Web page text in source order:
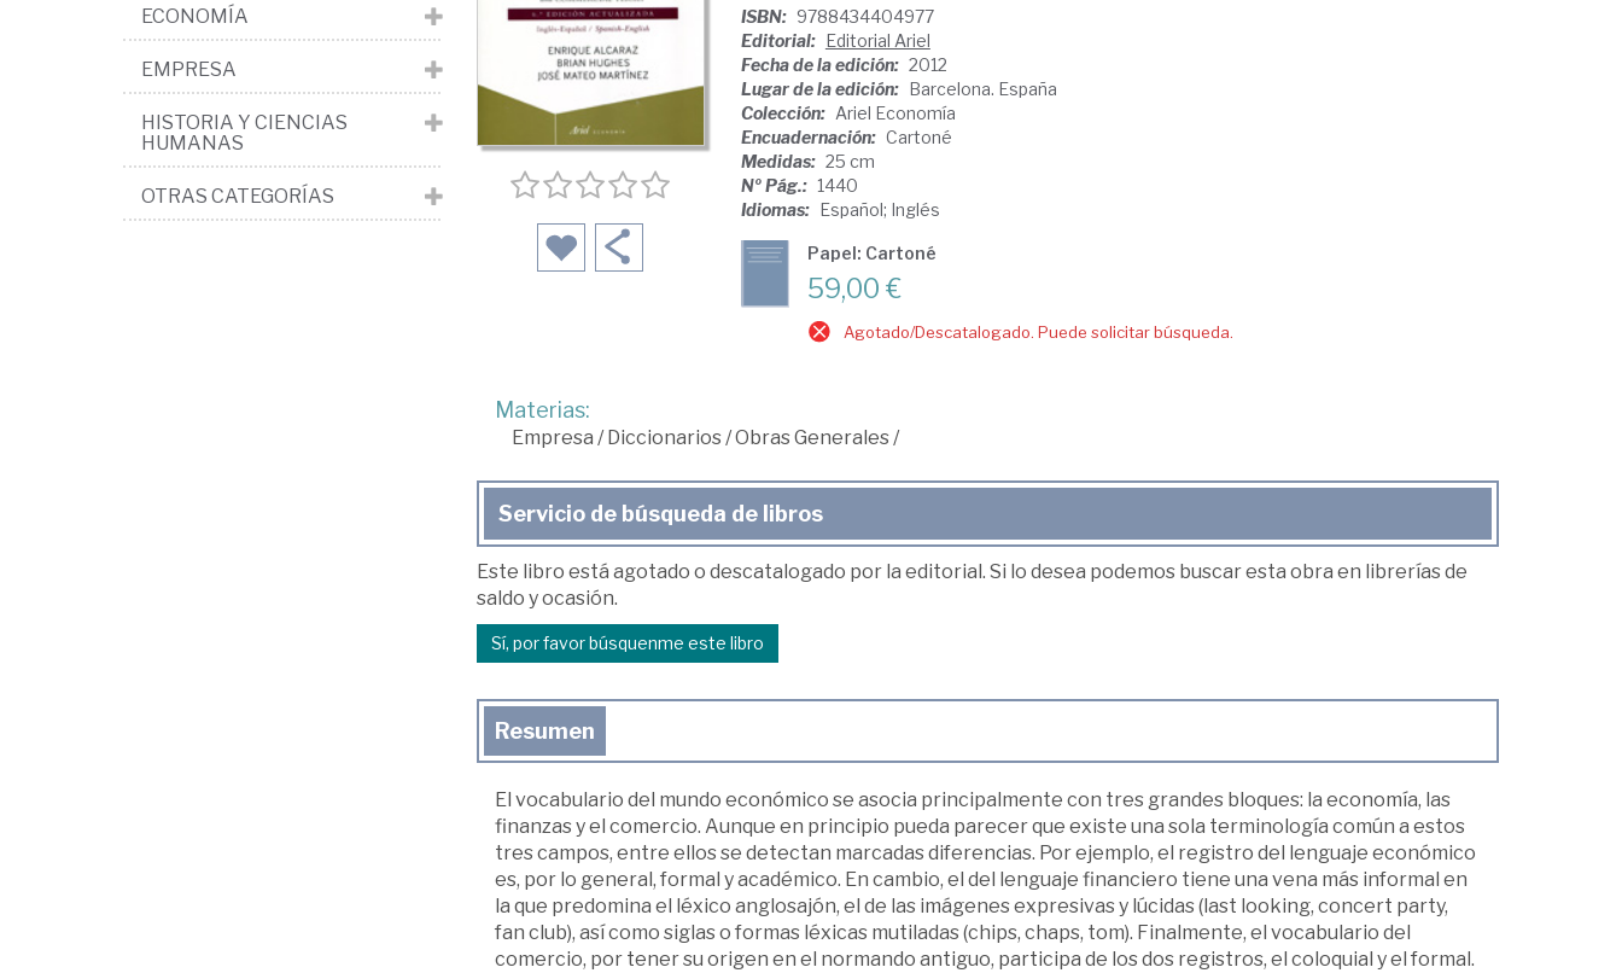
ISBN: 9788434404977
Editorial: Editorial Ariel
Fecha de la edición: 2012
Lugar de la edición: Barcelona. España
Colección: Ariel Economía
Encuadernación: Cartoné
Medidas: 25 cm
Nº Pág.: 1440
Idiomas: Español; Inglés
Papel: Cartoné
59,00 €
Agotado/Descatalogado. Puede solicitar búsqueda.
Materias:
Empresa /Diccionarios/Obras Generales/
Servicio de búsqueda de libros
Este libro está agotado o descatalogado por la editorial. Si lo desea podemos buscar esta obra en librerías de
saldo y ocasión.
Sí, por favor búsquenme este libro
Resumen
El vocabulario del mundo económico se asocia principalmente con tres grandes bloques: la economía, las
finanzas y el comercio. Aunque en principio pueda parecer que existe una sola terminología común a estos
tres campos, entre ellos se detectan marcadas diferencias. Por ejemplo, el registro del lenguaje económico
es, por lo general, formal y académico. En cambio, el del lenguaje financiero tiene una vena más informal en
la que predomina el léxico anglosajón, el de las imágenes expresivas y lúcidas (last looking, concert party,
fan club), así como siglas o formas léxicas mutiladas (chips, chaps, tom). Finalmente, el vocabulario del
comercio, por tener su origen en el normando antiguo, participa de los dos registros, el coloquial y el formal.
ECONOMÍA
EMPRESA
HISTORIA Y CIENCIAS
HUMANAS
OTRAS CATEGORÍAS